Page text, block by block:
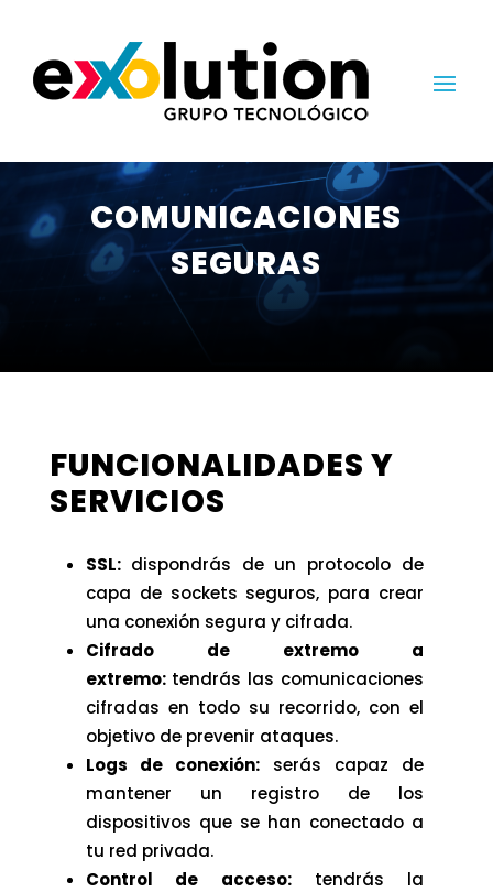
COMUNICACIONES
SEGURAS
FUNCIONALIDADES Y
SERVICIOS
SSL: dispondrás de un protocolo de
capa de sockets seguros, para crear
una conexión segura y cifrada.
Cifrado de extremo a
extremo: tendrás las comunicaciones
cifradas en todo su recorrido, con el
objetivo de prevenir ataques.
Logs de conexión:
serás capaz de
mantener un registro de los
dispositivos que se han conectado a
tu red privada.
Control de acceso:
tendrás la